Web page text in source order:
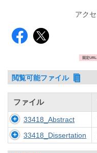
アク
固定
閲覧可能ファイル
ファイル
33418_Abstract
33418_Dissertation